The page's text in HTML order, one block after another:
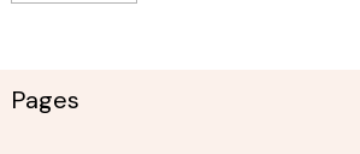
Pages